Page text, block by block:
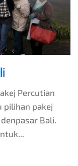
Percutian
pilihan pakej
Bali.